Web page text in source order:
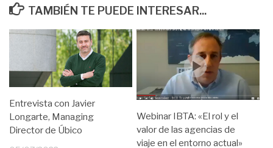
TAMBIÉN TE PUEDE INTERESAR...
Entrevista con Javier
Longarte, Managing
Director de Úbico
Webinar IBTA: «El rol y el
valor de las agencias de
viaje en el entorno actual»